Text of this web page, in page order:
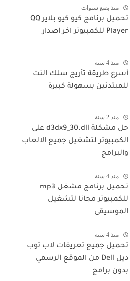
منذ بضع سنوات
تحميل برنامج كيو كيو بلاير QQ
Player للكمبيوتر اخر اصدار
منذ 4 سنة
أسرع طريقة تأريج سلك النت
للمبتدئين بسهولة كبيرة
منذ 2 سنة
حل مشكلة d3dx9_30.dll على
الكمبيوتر لتشغيل جميع الالعاب
والبرامج
منذ 4 سنة
تحميل برنامج مشغل mp3
للكمبيوتر مجانا لتشغيل
الموسيقى
منذ 4 سنة
تحميل جميع تعريفات لاب توب
ديل Dell من الموقع الرسمي
بدون برامج